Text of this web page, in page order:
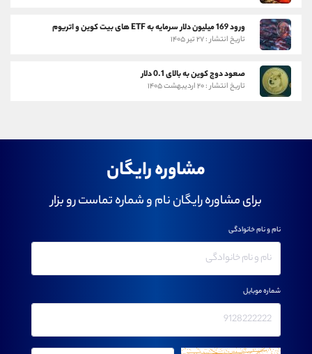
ورود 169 میلیون دلار سرمایه به ETF های بیت کوین و اتریوم
تاریخ انتشار : ۲۷ تیر ۱۴۰۵
صعود دوج کوین به بالای 0.1 دلار
تاریخ انتشار : ۲۰ اردیبهشت ۱۴۰۵
مشاوره رایگان
برای مشاوره رایگان نام و شماره تماست رو بزار
نام و نام خانوادگی
شماره موبایل